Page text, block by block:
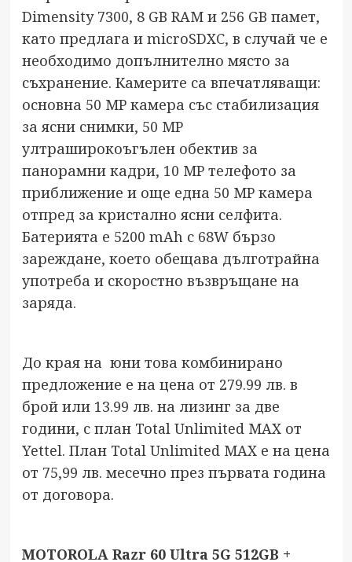
Dimensity 7300, 8 GB RAM и 256 GB памет,
като предлага и microSDXC, в случай че е
необходимо допълнително място за
съхранение. Камерите са впечатляващи:
основна 50 MP камера със стабилизация
за ясни снимки, 50 MP
ултраширокоъгълен обектив за
панорамни кадри, 10 MP телефото за
приближение и още една 50 MP камера
отпред за кристално ясни селфита.
Батерията е 5200 mAh с 68W бързо
зареждане, което обещава дълготрайна
употреба и скоростно възвръщане на
заряда.
До края на юни това комбинирано
предложение е на цена от 279.99 лв. в
брой или 13.99 лв. на лизинг за две
години, с план Total Unlimited MAX от
Yettel. План Total Unlimited MAX е на цена
от 75,99 лв. месечно през първата година
от договора.
MOTOROLA Razr 60 Ultra 5G 512GB +